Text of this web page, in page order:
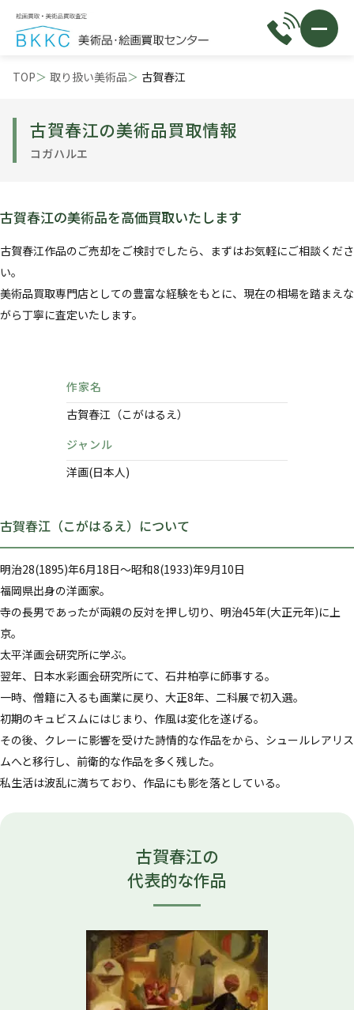
TOP 取り扱い美術品 古賀春江
古賀春江の美術品買取情報
コガハルエ
古賀春江の美術品を高価買取いたします
古賀春江作品のご売却をご検討でしたら、まずはお気軽にご相談くださ
い。
美術品買取専門店としての豊富な経験をもとに、現在の相場を踏まえな
がら丁寧に査定いたします。
作家名
古賀春江（こがはるえ）
ジャンル
洋画(日本人)
古賀春江（こがはるえ）について
明治28(1895)年6月18日～昭和8(1933)年9月10日
福岡県出身の洋画家。
寺の長男であったが両親の反対を押し切り、明治45年(大正元年)に上
京。
太平洋画会研究所に学ぶ。
翌年、日本水彩画会研究所にて、石井柏亭に師事する。
一時、僧籍に入るも画業に戻り、大正8年、二科展で初入選。
初期のキュビスムにはじまり、作風は変化を遂げる。
その後、クレーに影響を受けた詩情的な作品をから、シュールレアリス
ムへと移行し、前衛的な作品を多く残した。
私生活は波乱に満ちており、作品にも影を落としている。
古賀春江の
代表的な作品